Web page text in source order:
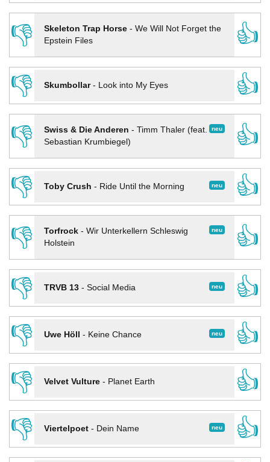
👎
Skeleton Trap Horse- We Will Not Forget the
Epstein Files
👍
👎
Skumbollar- Look into My Eyes
👍
👎
neu
Swiss & Die Anderen - Timm Thaler (feat.
Sebastian Krumbiegel)
👍
👎
neu
Toby Crush - Ride Until the Morning
👍
👎
neu
Torfrock- Wir Unterkellern Schleswig
Holstein
👍
👎
neu
TRVB 13- Social Media
👍
👎
neu
Uwe Höll - Keine Chance
👍
👎
Velvet Vulture- Planet Earth
👍
👎
neu
Viertelpoet- Dein Name
👍